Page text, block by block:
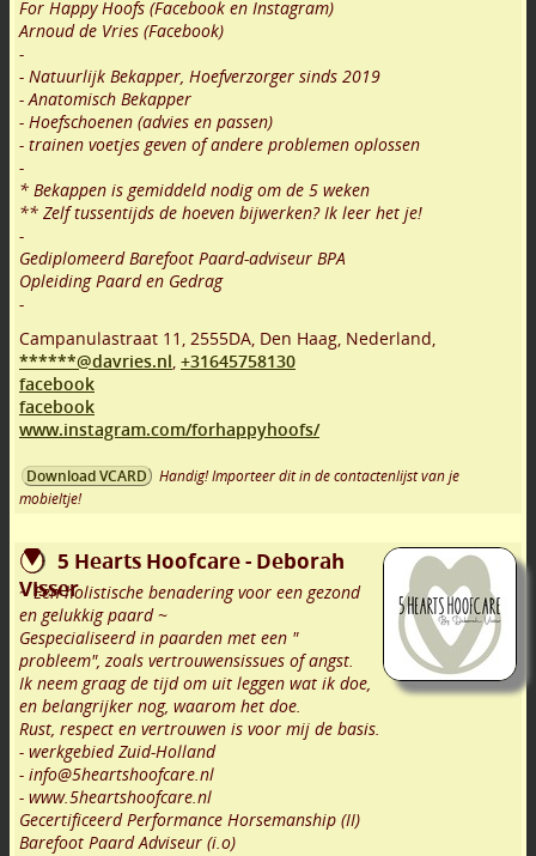
For Happy Hoofs (Facebook en Instagram)
Arnoud de Vries (Facebook)
-
- Natuurlijk Bekapper, Hoefverzorger sinds 2019
- Anatomisch Bekapper
- Hoefschoenen (advies en passen)
- trainen voetjes geven of andere problemen oplossen
-
* Bekappen is gemiddeld nodig om de 5 weken
** Zelf tussentijds de hoeven bijwerken? Ik leer het je!
-
Gediplomeerd Barefoot Paard-adviseur BPA
Opleiding Paard en Gedrag
-
Campanulastraat 11 , 2555DA, Den Haag, Nederland,
******@davries.nl, +31645758130
facebook
facebook
www.instagram.com/forhappyhoofs/
Download VCARD
Handig! Importeer dit in de contactenlijst van je
mobieltje!
5 Hearts Hoofcare - Deborah
Visser
~ Een holistische benadering voor een gezond
en gelukkig paard ~
Gespecialiseerd in paarden met een "
probleem", zoals vertrouwensissues of angst.
Ik neem graag de tijd om uit leggen wat ik doe,
en belangrijker nog, waarom het doe.
Rust, respect en vertrouwen is voor mij de basis.
- werkgebied Zuid-Holland
- info@5heartshoofcare.nl
- www.5heartshoofcare.nl
Gecertificeerd Performance Horsemanship (II)
Barefoot Paard Adviseur (i.o)